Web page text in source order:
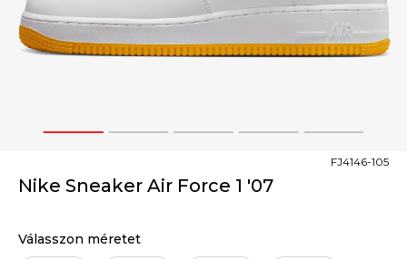
1 2 3 4 5
Nike Sneaker Air Force 1 '07
FJ4146-105
Válasszon méretet